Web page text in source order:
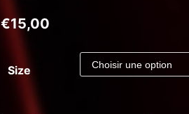
€15,00
Size